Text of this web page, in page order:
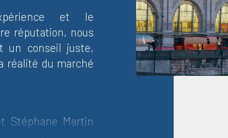
et le
réputation, nous
un conseil juste,
réalité du marché
Stéphane Martin